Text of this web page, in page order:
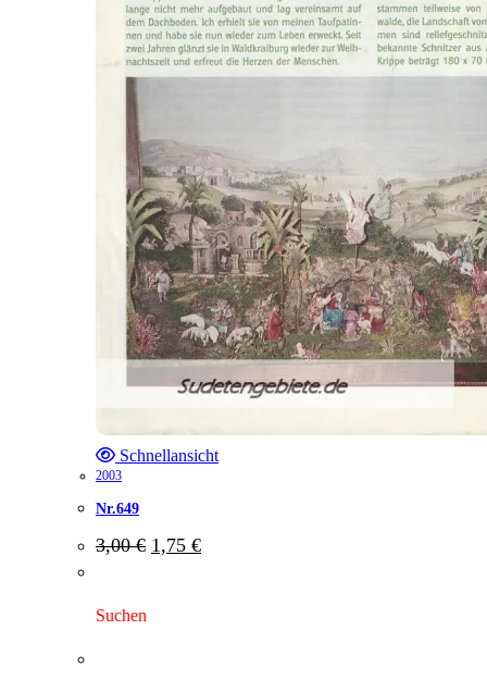
Schnellansicht
2003
Nr.649
3,00€ Ursprünglicher
Preis
1,75 €Aktueller
Preis
Suchen